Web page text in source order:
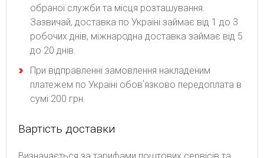
обраної служби та місця розташування.
Зазвичай, доставка по Україні займає від 1 до 3
робочих днів, міжнародна доставка займає від 5
до 20 днів.
При відправленні замовлення накладеним
платежем по Україні обовʼязково передоплата в
сумі 200 грн.
Вартість доставки